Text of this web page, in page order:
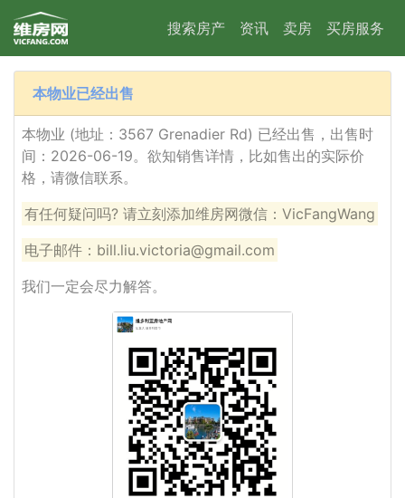
搜索房产 资讯 卖房 买房服务
本物业已经出售
本物业 (地址：3567 Grenadier Rd) 已经出售，出售时
间：2026-06-19。欲知销售详情，比如售出的实际价
格，请微信联系。
有任何疑问吗? 请立刻添加维房网微信：VicFangWang
电子邮件：bill.liu.victoria@gmail.com
我们一定会尽力解答。